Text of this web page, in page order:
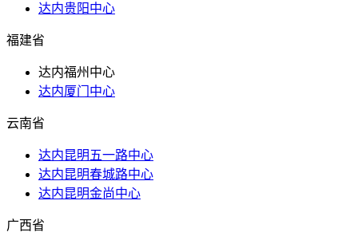
达内贵阳中心
福建省
达内福州中心
达内厦门中心
云南省
达内昆明五一路中心
达内昆明春城路中心
达内昆明金尚中心
广西省